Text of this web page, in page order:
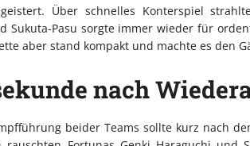
Über schnelles Konterspiel
Sukuta-Pasu sorgte immer wieder für
aber stand kompakt und machte es den
nach
beider Teams sollte kurz nach